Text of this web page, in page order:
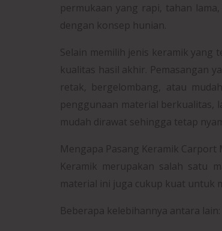
permukaan yang rapi, tahan
dengan konsep hunian.
Selain memilih jenis keramik yang
kualitas hasil akhir. Pemasangan
retak, bergelombang, atau
penggunaan material berkualitas,
mudah dirawat sehingga tetap
Mengapa Pasang Keramik Carport
Keramik merupakan salah satu
material ini juga cukup kuat untuk
Beberapa kelebihannya antara lain: